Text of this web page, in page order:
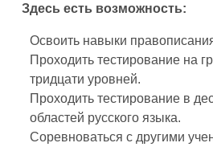
Здесь есть возможность:
Освоить навыки
Проходить тестирование на
тридцати уровней.
Проходить тестирование в
областей русского языка.
Соревноваться с другими